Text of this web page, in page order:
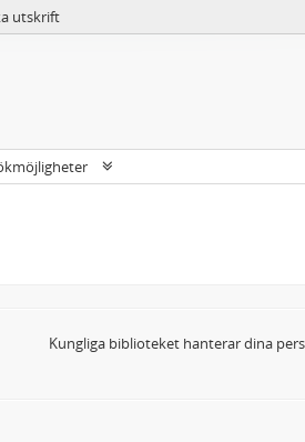
utskrift
Kungliga biblioteket hanterar dina